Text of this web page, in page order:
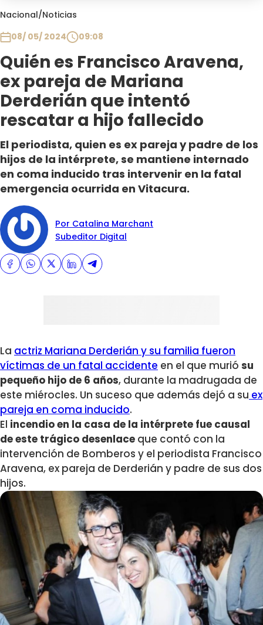
Nacional/Noticias
08/ 05/ 2024
09:08
Quién es Francisco Aravena,
ex pareja de Mariana
Derderián que intentó
rescatar a hijo fallecido
El periodista, quien es ex pareja y padre de los
hijos de la intérprete, se mantiene internado
en coma inducido tras intervenir en la fatal
emergencia ocurrida en Vitacura.
Por Catalina Marchant
Subeditor Digital
La actriz Mariana Derderián y su familia fueron
víctimas de un fatal accidente en el que murió su
pequeño hijo de 6 años, durante la madrugada de
este miérocles. Un suceso que además dejó a su ex
pareja en coma inducido.
El incendio en la casa de la intérprete fue causal
de este trágico desenlace que contó con la
intervención de Bomberos y el periodista Francisco
Aravena, ex pareja de Derderián y padre de sus dos
hijos.
Club De La Comedia
Plan Perfecto
El Tiempo
Sabingo
Todos Los Programas